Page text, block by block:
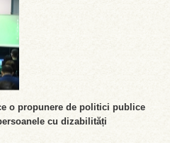
o propunere de politici publice
cu dizabilități